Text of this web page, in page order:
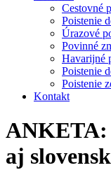
Cestovné
Poistenie
Úrazové
Povinné
Havarijné
Poistenie
Poistenie
Kontakt
ANKETA:
aj